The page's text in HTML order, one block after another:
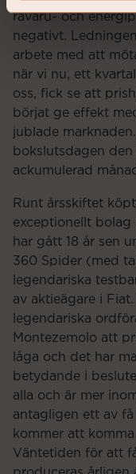
råvaru- och
negativt.
arbete med att
när vi nu, ett
oss, fick se att
börjat ge effekt
jublade
bokslutsdagen den
ackumulerad
Runt årsskiftet
exceptionellt bolag
har gått 18 år sen
360 Spider (med
legendariska
av aktieägare i
legendariska
Montezemolo att
låga och det har
betydande i
alla och är mer
antagligen ett av
kommer att
Väntetiden för att